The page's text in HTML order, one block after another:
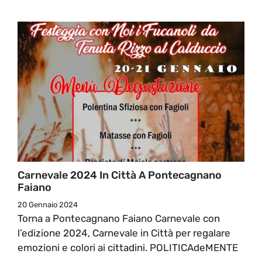
Carnevale 2024 In Città A Pontecagnano
Faiano
20 Gennaio 2024
Torna a Pontecagnano Faiano Carnevale con
l’edizione 2024, Carnevale in Città per regalare
emozioni e colori ai cittadini. POLITICAdeMENTE